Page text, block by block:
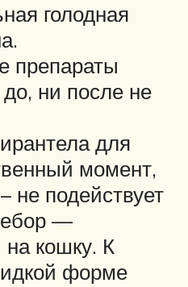
голодная
препараты
ни после не
для
момент,
не подействует
—
на кошку. К
форме